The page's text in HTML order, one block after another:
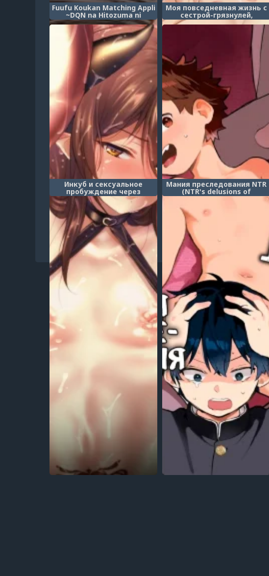
Fuufu Koukan Matching Appli
~DQN na Hitozuma ni
Nakadashi Houshi~
(Приложение по обмену
партнёрами ~Услуга
«Кремпай для замужней
женщины»~)
Моя повседневная жизнь с
сестрой-грязнулей,
которой нужен только секс
~Давай сделаем это
втайне от папы~ (Boku to
Gasatsu na Onee no Seiyoku
Инкуб и сексуальное
пробуждение через
щупальца (Incubus-kun to
Mesu Kaihatsu Shokushukan
Incubus Boy Femcorrupted
By Tentacles)
Мания преследования NTR
(NTR's delusions of
persecution)